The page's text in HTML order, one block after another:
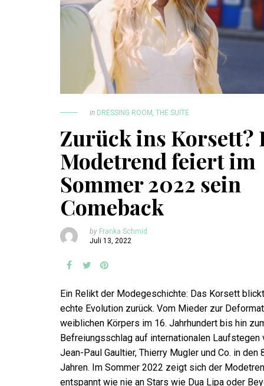
in DRESSING ROOM, THE SUITE
Zurück ins Korsett?
Modetrend feiert im
Sommer 2022 sein
Comeback
by Franka Schmid
Juli 13, 2022
Ein Relikt der Modegeschichte: Das Korsett
echte Evolution zurück. Vom Mieder zur
weiblichen Körpers im 16. Jahrhundert bis hin
Befreiungsschlag auf internationalen Laufstegen
Jean-Paul Gaultier, Thierry Mugler und Co. in den
Jahren. Im Sommer 2022 zeigt sich der
entspannt wie nie an Stars wie Dua Lipa oder